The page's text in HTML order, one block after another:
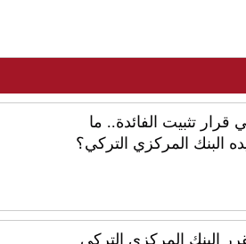
قرار تثبيت الفائدة.. ما
البنك المركزي التركي؟
البنك المركزي التركي